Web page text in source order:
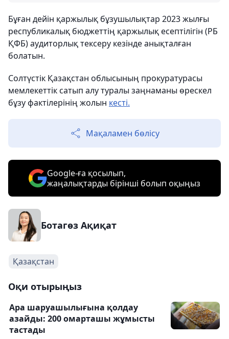
Бұған дейін қаржылық бұзушылықтар 2023 жылғы
республикалық бюджеттің қаржылық есептілігін (РБ
ҚФБ) аудиторлық тексеру кезінде анықталған
болатын.
Солтүстік Қазақстан облысының прокуратурасы
мемлекеттік сатып алу туралы заңнаманы өрескел
бұзу фактілерінің жолын кесті.
Мақаламен бөлісу
Google-ға қосылып,
жаңалықтарды бірінші болып оқыңыз
Ботагөз Ақиқат
Қазақстан
Оқи отырыңыз
Ара шаруашылығына қолдау
азайды: 200 омарташы жұмысты
тастады